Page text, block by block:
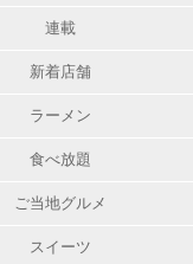
連載
新着店舗
ラーメン
食べ放題
ご当地グルメ
スイーツ